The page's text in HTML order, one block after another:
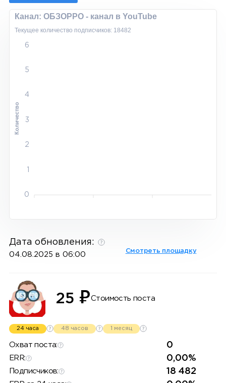
Канал: ОБЗОРРО - канал в YouTube
Текущее количество подписчиков: 18482
6
5
4
3
2
1
0
Количество
Дата обновления:
04.08.2025 в 06:00 Смотреть площадку
25 ₽Стоимость поста
24 часа 48 часов 1 месяц
Охват поста: 0
ERR: 0,00%
Подписчиков: 18 482